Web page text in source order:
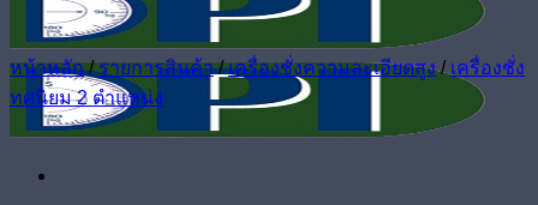
หน้าหลัก / รายการสินค้า / เครื่องชั่งความละเอียดสูง / เครื่องชั่ง
ทศนิยม 2 ตำแหน่ง